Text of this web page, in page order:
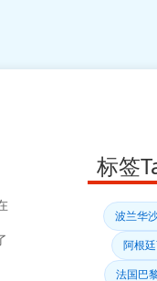
标签
波兰华
阿根
法国巴